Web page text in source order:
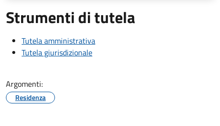
Strumenti di tutela
Tutela amministrativa
Tutela giurisdizionale
Argomenti:
Residenza